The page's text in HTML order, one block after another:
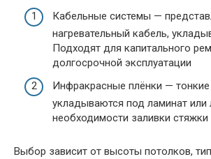
Кабельные системы —
нагревательный кабель,
Подходят для капитального
долгосрочной эксплуатации
Инфракрасные плёнки —
укладываются под ламинат или
необходимости заливки стяжки
Выбор зависит от высоты потолков,